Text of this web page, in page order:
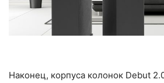
Наконец, корпуса колонок Debut